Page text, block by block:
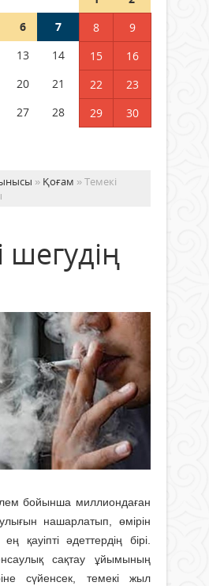
ыстыққа
6 7 8
9
13 14 15
16
20 21 22
23
27 28 29
30
» Қоғам » Темекі
шегудің
бойынша миллиондаған
нашарлатып, өмірін
қауіпті әдеттердің бірі.
сақтау ұйымының
сүйенсек, темекі жыл